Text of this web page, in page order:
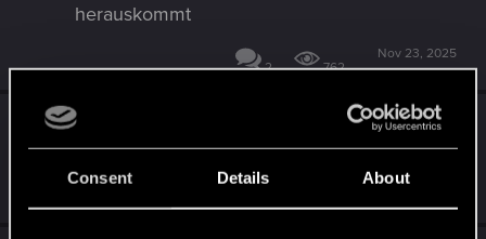
Consent Details About
herauskommt
2 762
Nov 23, 2025
Modder , Fans mit Ideen, Entwickler und
Chefs
Oct 16, 2025